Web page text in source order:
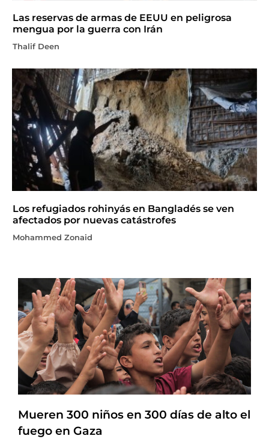
Las reservas de armas de EEUU en peligrosa
mengua por la guerra con Irán
Thalif Deen
Los refugiados rohinyás en Bangladés se ven
afectados por nuevas catástrofes
Mohammed Zonaid
Mueren 300 niños en 300 días de alto el
fuego en Gaza